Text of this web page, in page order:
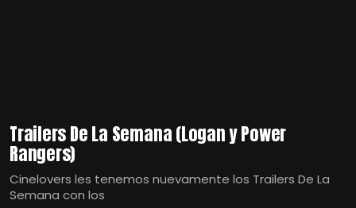
Trailers De La Semana (Logan y Power
Rangers)
Cinelovers les tenemos nuevamente los Trailers De La
Semana con los